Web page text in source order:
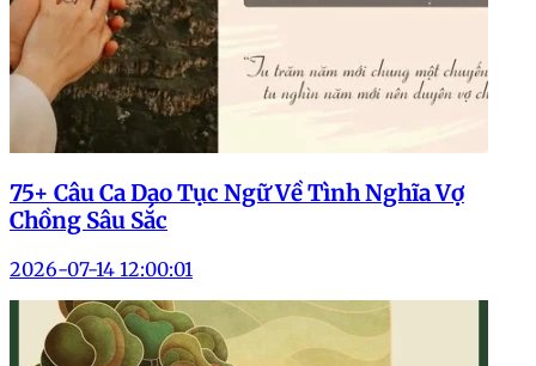
75+ Câu Ca Dao Tục Ngữ Về Tình Nghĩa Vợ
Chồng Sâu Sắc
2026-07-14 12:00:01